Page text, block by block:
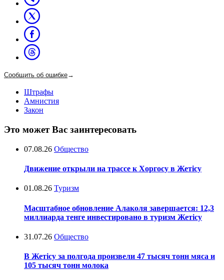
Сообщить об ошибке→
Штрафы
Амнистия
Закон
Это может Вас заинтересовать
07.08.26 Общество
Движение открыли на трассе к Хоргосу в Жетісу
01.08.26 Туризм
Масштабное обновление Алаколя завершается: 12,3
миллиарда тенге инвестировано в туризм Жетісу
31.07.26 Общество
В Жетісу за полгода произвели 47 тысяч тонн мяса и
105 тысяч тонн молока